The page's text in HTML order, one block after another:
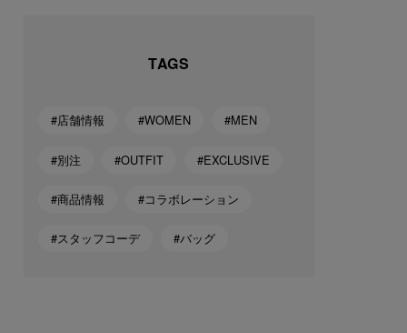
TAGS
#店舗情報 #WOMEN #MEN
#別注 #OUTFIT #EXCLUSIVE
#商品情報 #コラボレーション
#スタッフコーデ #バッグ